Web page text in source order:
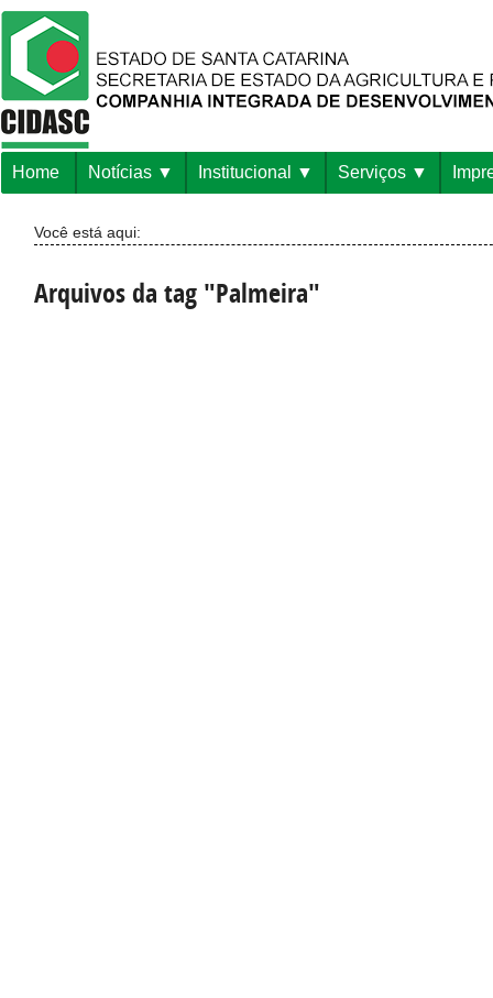
Home Notícias Institucional Serviços
Você está aqui:
Arquivos da tag "Palmeira"